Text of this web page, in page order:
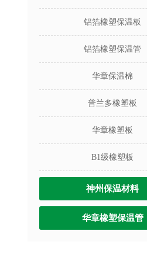
铝箔橡塑保温板
铝箔橡塑保温管
华章保温棉
普兰多橡塑板
华章橡塑板
B1级橡塑板
神州保温材料
华章橡塑保温管